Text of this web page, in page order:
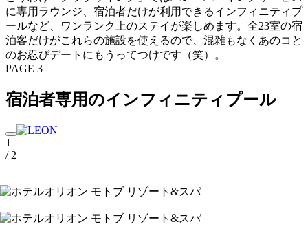
に専用ラウンジ、宿泊者だけが利用できるインフィニティプ
ールなど、ワンランク上のステイが楽しめます。全23室の宿
泊客だけがこれらの施設を使えるので、混雑もなくあのコと
のお忍びデートにもうってつけです（笑）。
PAGE 3
宿泊者専用のインフィニティプール
1
/ 2